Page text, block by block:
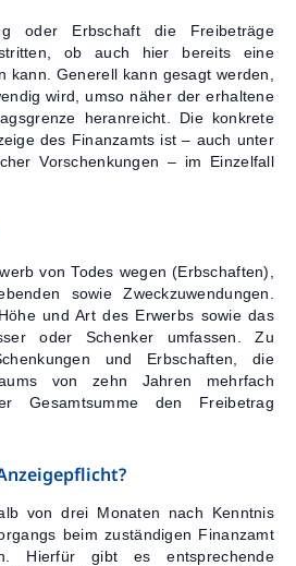
oder Erbschaft die Freibeträge
ob auch hier bereits eine
kann. Generell kann gesagt werden,
wird, umso näher der erhaltene
heranreicht. Die konkrete
des Finanzamts ist – auch unter
Vorschenkungen – im Einzelfall
von Todes wegen (Erbschaften),
sowie Zweckzuwendungen.
und Art des Erwerbs sowie das
oder Schenker umfassen. Zu
und Erbschaften, die
von zehn Jahren mehrfach
Gesamtsumme den Freibetrag
von drei Monaten nach Kenntnis
beim zuständigen Finanzamt
Hierfür gibt es entsprechende